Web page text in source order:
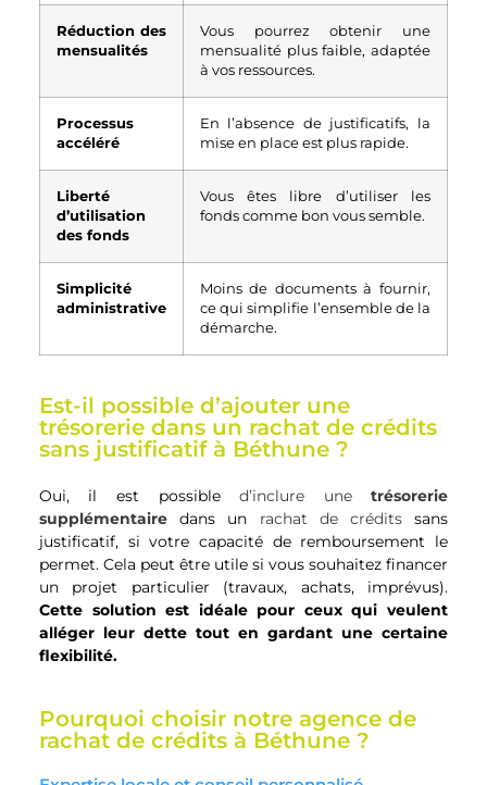
Réduction des
mensualités
Vous pourrez obtenir une
mensualité plus faible, adaptée
à vos ressources.
Processus
accéléré
En l’absence de justificatifs, la
mise en place est plus rapide.
Liberté
d’utilisation
des fonds
Vous êtes libre d’utiliser les
fonds comme bon vous semble.
Simplicité
administrative
Moins de documents à fournir,
ce qui simplifie l’ensemble de la
démarche.
Est-il possible d’ajouter une
trésorerie dans un rachat de crédits
sans justificatif à Béthune ?
Oui, il est possibled’inclure unetrésorerie
supplémentairedans un rachat de créditssans
justificatif, si votre capacité de remboursement le
permet. Cela peut être utile si vous souhaitez financer
un projet particulier (travaux, achats, imprévus).
Cette solution est idéale pour ceux qui veulent
alléger leur dette tout en gardant une certaine
flexibilité.
Pourquoi choisir notre agence de
rachat de crédits à Béthune ?